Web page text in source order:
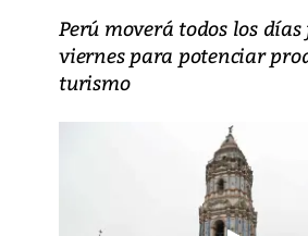
Perú moverá todos los
viernes para potenciar
turismo